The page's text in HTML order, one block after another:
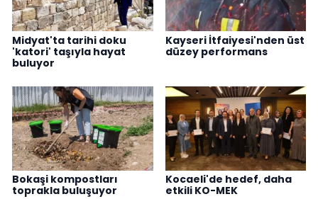
Midyat'ta tarihi doku
'katori' taşıyla hayat
buluyor
Kayseri İtfaiyesi'nden üst
düzey performans
Bokaşi kompostları
toprakla buluşuyor
Kocaeli'de hedef, daha
etkili KO-MEK